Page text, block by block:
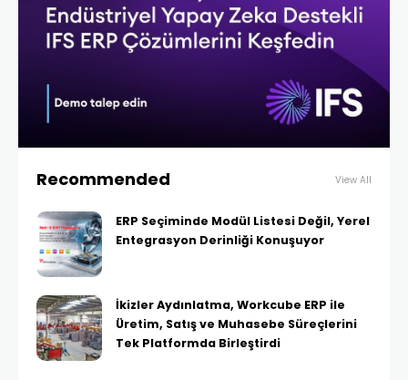
Recommended View All
ERP Seçiminde Modül Listesi Değil, Yerel
Entegrasyon Derinliği Konuşuyor
İkizler Aydınlatma, Workcube ERP ile
Üretim, Satış ve Muhasebe Süreçlerini
Tek Platformda Birleştirdi